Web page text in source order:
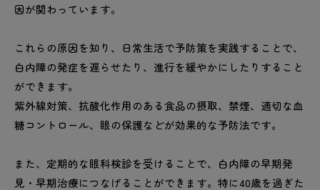
因が関わっています。
これらの原因を知り、日常生活で予防策を実践することで、
白内障の発症を遅らせたり、進行を緩やかにしたりすること
ができます。
紫外線対策、抗酸化作用のある食品の摂取、禁煙、適切な血
糖コントロール、眼の保護などが効果的な予防法です。
また、定期的な眼科検診を受けることで、白内障の早期発
見・早期治療につなげることができます。特に40歳を過ぎた